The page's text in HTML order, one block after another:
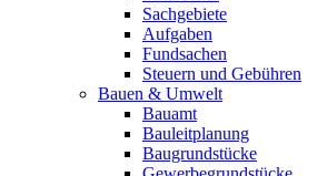
Sachgebiete
Aufgaben
Fundsachen
Steuern und Gebühren
Bauen & Umwelt
Bauamt
Bauleitplanung
Baugrundstücke